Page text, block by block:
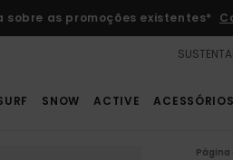
sobre as promoções existentes*
SNOW ACTIVE ACESSÓRIOS
Página